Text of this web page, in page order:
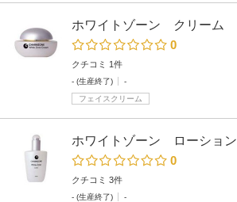
ホワイトゾーン クリーム
0
クチコミ 1件
- (生産終了)
-
フェイスクリーム
ホワイトゾーン ローション
0
クチコミ 3件
- (生産終了)
-